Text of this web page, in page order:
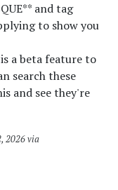
and tag
to show you
a beta feature to
search these
and see they're
2026 via